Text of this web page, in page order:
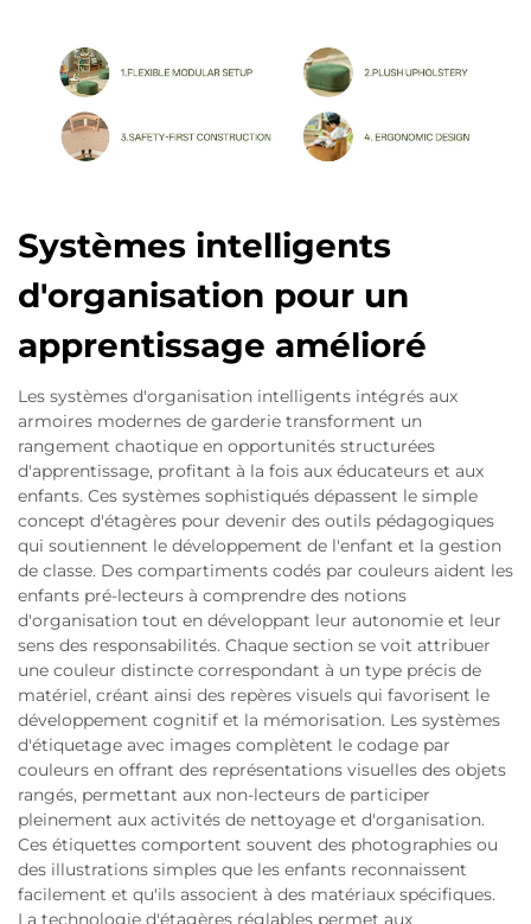
Systèmes intelligents
d'organisation pour un
apprentissage amélioré
Les systèmes d'organisation intelligents intégrés aux
armoires modernes de garderie transforment un
rangement chaotique en opportunités structurées
d'apprentissage, profitant à la fois aux éducateurs et aux
enfants. Ces systèmes sophistiqués dépassent le simple
concept d'étagères pour devenir des outils pédagogiques
qui soutiennent le développement de l'enfant et la gestion
de classe. Des compartiments codés par couleurs aident les
enfants pré-lecteurs à comprendre des notions
d'organisation tout en développant leur autonomie et leur
sens des responsabilités. Chaque section se voit attribuer
une couleur distincte correspondant à un type précis de
matériel, créant ainsi des repères visuels qui favorisent le
développement cognitif et la mémorisation. Les systèmes
d'étiquetage avec images complètent le codage par
couleurs en offrant des représentations visuelles des objets
rangés, permettant aux non-lecteurs de participer
pleinement aux activités de nettoyage et d'organisation.
Ces étiquettes comportent souvent des photographies ou
des illustrations simples que les enfants reconnaissent
facilement et qu'ils associent à des matériaux spécifiques.
La technologie d'étagères réglables permet aux